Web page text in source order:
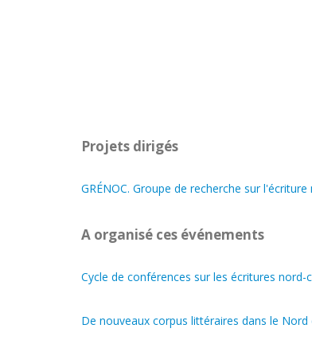
Projets dirigés
GRÉNOC. Groupe de recherche sur
A organisé ces événements
Cycle de conférences sur les écritures nord-
De nouveaux corpus littéraires dans le Nord